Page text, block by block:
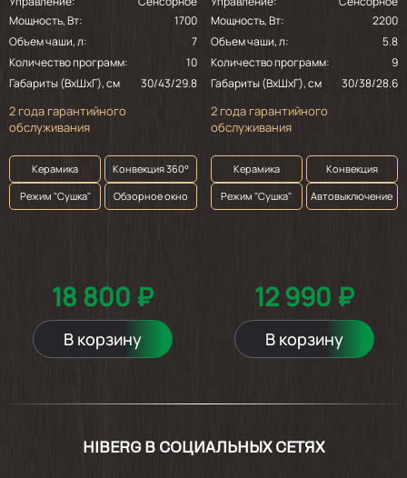
средством для посуды.Заказала еще
формы для запекания в аэрогриле. Товар
пришел аккуратно
упакованный.Рекомендую товар и
продавца!
Мощность, Вт:
1700
Объем чаши, л:
7
Количество программ:
10
Габариты (ВхШхГ), см
30/43/29.8
2 года гарантийного
обслуживания
Керамика
Конвекция 360°
Режим "Сушка"
Обзорное окно
18 800 ₽
В корзину
Мощность, Вт:
2200
Объем чаши, л:
5.8
Количество программ:
9
Габариты (ВхШхГ), см
30/38/28.6
2 года гарантийного
обслуживания
Керамика
Конвекция
Режим "Сушка"
Автовыключение
12 990 ₽
В корзину
HIBERG В СОЦИАЛЬНЫХ СЕТЯХ